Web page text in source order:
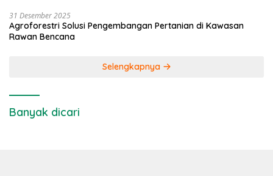
31 Desember 2025
Agroforestri Solusi Pengembangan Pertanian di Kawasan
Rawan Bencana
Selengkapnya
Banyak dicari